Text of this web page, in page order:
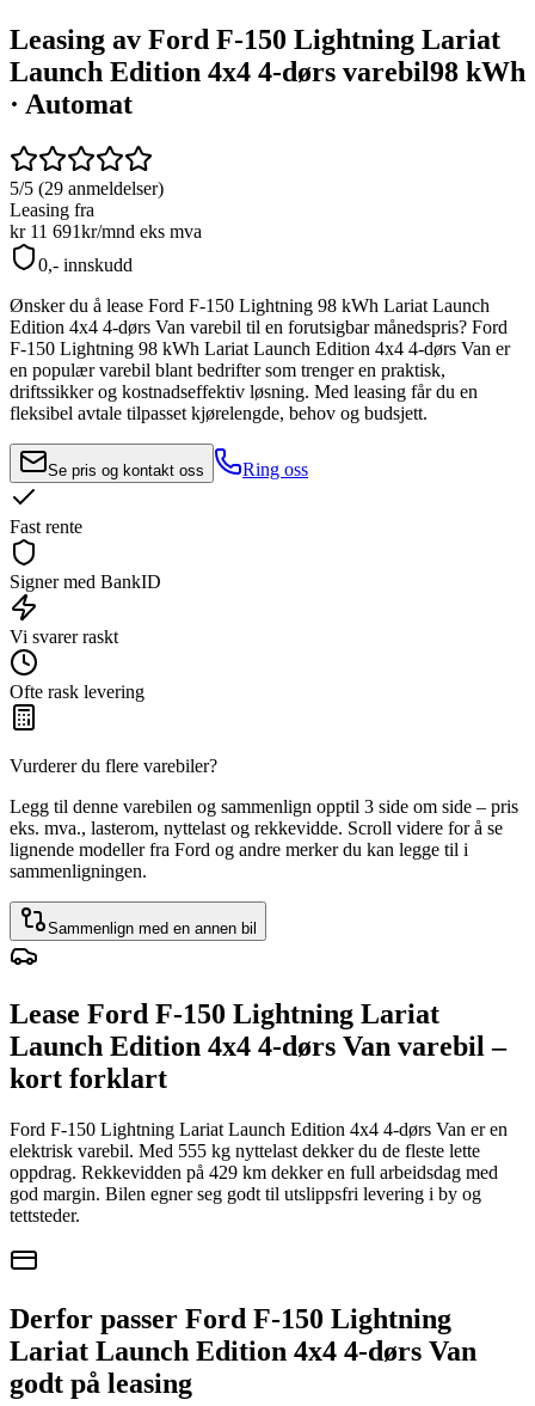
Leasing av Ford F-150 Lightning Lariat
Launch Edition 4x4 4-dørs varebil98 kWh
· Automat
5/5 (29 anmeldelser)
Leasing fra
kr 11 691kr/mnd eks mva
0,- innskudd
Ønsker du å lease Ford F-150 Lightning 98 kWh Lariat Launch
Edition 4x4 4-dørs Van varebil til en forutsigbar månedspris? Ford
F-150 Lightning 98 kWh Lariat Launch Edition 4x4 4-dørs Van er
en populær varebil blant bedrifter som trenger en praktisk,
driftssikker og kostnadseffektiv løsning. Med leasing får du en
fleksibel avtale tilpasset kjørelengde, behov og budsjett.
Se pris og kontakt oss Ring oss
Fast rente
Signer med BankID
Vi svarer raskt
Ofte rask levering
Vurderer du flere varebiler?
Legg til denne varebilen og sammenlign opptil 3 side om side – pris
eks. mva., lasterom, nyttelast og rekkevidde. Scroll videre for å se
lignende modeller fra Ford og andre merker du kan legge til i
sammenligningen.
Sammenlign med en annen bil
Lease Ford F-150 Lightning Lariat
Launch Edition 4x4 4-dørs Van varebil –
kort forklart
Ford F-150 Lightning Lariat Launch Edition 4x4 4-dørs Van er en
elektrisk varebil. Med 555 kg nyttelast dekker du de fleste lette
oppdrag. Rekkevidden på 429 km dekker en full arbeidsdag med
god margin. Bilen egner seg godt til utslippsfri levering i by og
tettsteder.
Derfor passer Ford F-150 Lightning
Lariat Launch Edition 4x4 4-dørs Van
godt på leasing